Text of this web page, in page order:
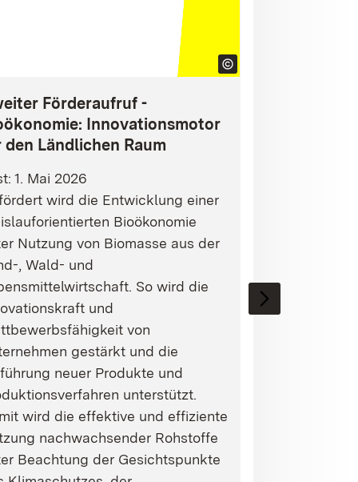
Förderaufruf -
Innovationsmotor
den Ländlichen Raum
1. Mai 2026
wird die Entwicklung einer
Bioökonomie
Nutzung von Biomasse aus der
, Wald- und
So wird die
und
von
gestärkt und die
neuer Produkte und
unterstützt.
wird die effektive und effiziente
nachwachsender Rohstoffe
Beachtung der Gesichtspunkte